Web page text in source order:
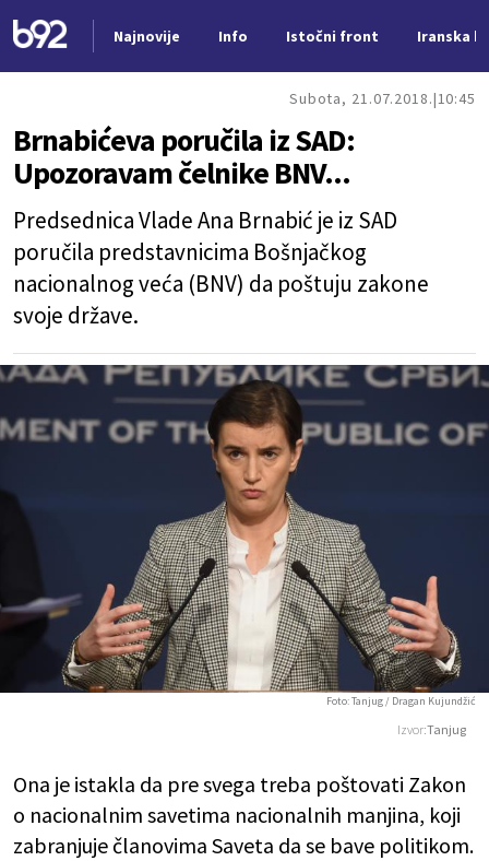
Najnovije Info Istočni front Iranska
Subota, 21.07.2018. 10:45
Brnabićeva poručila iz SAD:
Upozoravam čelnike BNV...
Predsednica Vlade Ana Brnabić je iz SAD
poručila predstavnicima Bošnjačkog
nacionalnog veća (BNV) da poštuju zakone
svoje države.
Izvor:Tanjug
Foto: Tanjug / Dragan Kujundžić
Ona je istakla da pre svega treba poštovati Zakon
o nacionalnim savetima nacionalnih manjina, koji
zabranjuje članovima Saveta da se bave politikom.